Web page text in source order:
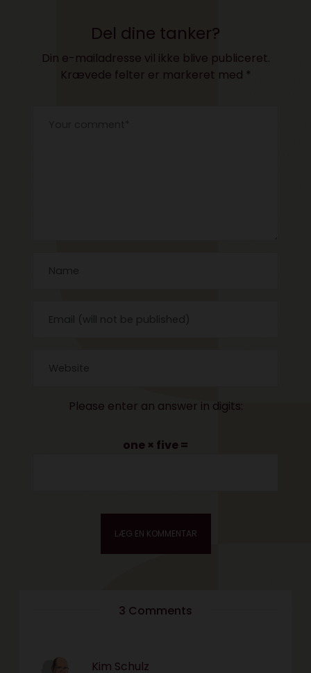
Del dine tanker?
Din e-mailadresse vil ikke blive publiceret.
Krævede felter er markeret med *
Please enter an answer in digits:
one × five =
3 Comments
Kim Schulz